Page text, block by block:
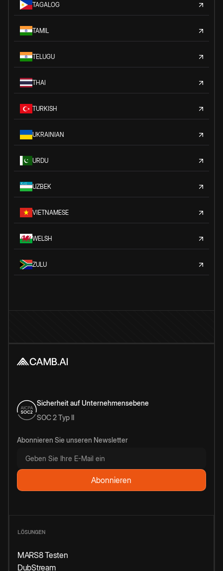
TAGALOG
TAMIL
TELUGU
THAI
TURKISH
UKRAINIAN
URDU
UZBEK
VIETNAMESE
WELSH
ZULU
Sicherheit auf Unternehmensebene
SOC 2 Typ II
Abonnieren Sie unseren Newsletter
LÖSUNGEN
MARS8 Testen
DubStream